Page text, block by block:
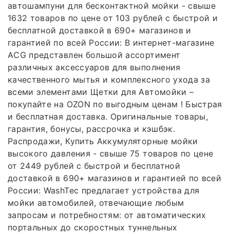
автошампуни для бесконтактной мойки - свыше
1632 товаров по цене от 103 рублей с быстрой и
бесплатной доставкой в 690+ магазинов и
гарантией по всей России: В интернет-магазине
AСG представлен большой ассортимент
различных аксессуаров для выполнения
качественного мытья и комплексного ухода за
всеми элементами Щетки для Автомойки –
покупайте на OZON по выгодным ценам ! Быстрая
и бесплатная доставка. Оригинальные товары,
гарантия, бонусы, рассрочка и кэшбэк.
Распродажи, Купить Аккумуляторные мойки
высокого давления - свыше 75 товаров по цене
от 2449 рублей с быстрой и бесплатной
доставкой в 690+ магазинов и гарантией по всей
России: WashTec предлагает устройства для
мойки автомобилей, отвечающие любым
запросам и потребностям: от автоматических
портальных до скоростных туннельных